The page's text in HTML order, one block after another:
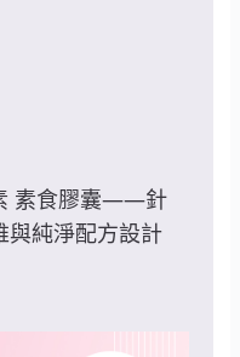
素食膠囊——針
與純淨配方設計